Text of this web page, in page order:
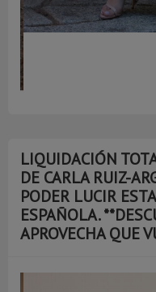
AGOTADO
LIQUIDACIÓN
DE CARLA RUIZ-
PODER LUCIR
ESPAÑOLA.
APROVECHA QUE